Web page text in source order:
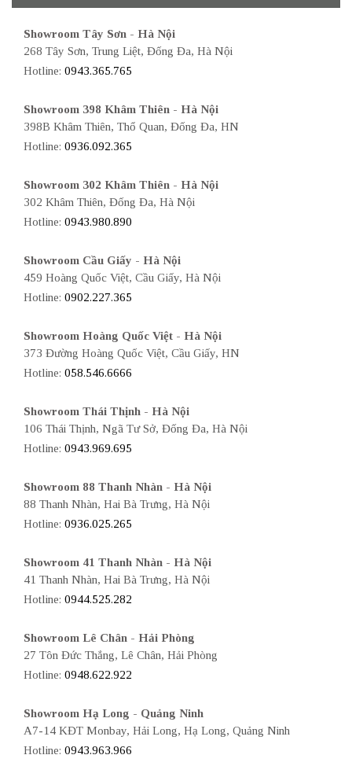
Showroom Tây Sơn - Hà Nội
268 Tây Sơn, Trung Liệt, Đống Đa, Hà Nội
Hotline: 0943.365.765
Showroom 398 Khâm Thiên - Hà Nội
398B Khâm Thiên, Thổ Quan, Đống Đa, HN
Hotline: 0936.092.365
Showroom 302 Khâm Thiên - Hà Nội
302 Khâm Thiên, Đống Đa, Hà Nội
Hotline: 0943.980.890
Showroom Cầu Giấy - Hà Nội
459 Hoàng Quốc Việt, Cầu Giấy, Hà Nội
Hotline: 0902.227.365
Showroom Hoàng Quốc Việt - Hà Nội
373 Đường Hoàng Quốc Việt, Cầu Giấy, HN
Hotline: 058.546.6666
Showroom Thái Thịnh - Hà Nội
106 Thái Thịnh, Ngã Tư Sở, Đống Đa, Hà Nội
Hotline: 0943.969.695
Showroom 88 Thanh Nhàn - Hà Nội
88 Thanh Nhàn, Hai Bà Trưng, Hà Nội
Hotline: 0936.025.265
Showroom 41 Thanh Nhàn - Hà Nội
41 Thanh Nhàn, Hai Bà Trưng, Hà Nội
Hotline: 0944.525.282
Showroom Lê Chân - Hải Phòng
27 Tôn Đức Thắng, Lê Chân, Hải Phòng
Hotline: 0948.622.922
Showroom Hạ Long - Quảng Ninh
A7-14 KĐT Monbay, Hải Long, Hạ Long, Quảng Ninh
Hotline: 0943.963.966